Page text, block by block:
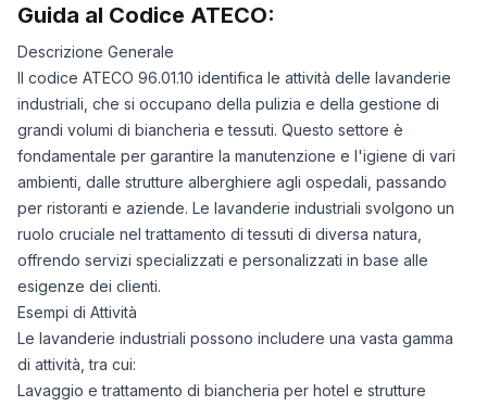
Guida al Codice ATECO:
Descrizione Generale
Il codice ATECO 96.01.10 identifica le attività delle lavanderie
industriali, che si occupano della pulizia e della gestione di
grandi volumi di biancheria e tessuti. Questo settore è
fondamentale per garantire la manutenzione e l'igiene di vari
ambienti, dalle strutture alberghiere agli ospedali, passando
per ristoranti e aziende. Le lavanderie industriali svolgono un
ruolo cruciale nel trattamento di tessuti di diversa natura,
offrendo servizi specializzati e personalizzati in base alle
esigenze dei clienti.
Esempi di Attività
Le lavanderie industriali possono includere una vasta gamma
di attività, tra cui:
Lavaggio e trattamento di biancheria per hotel e strutture